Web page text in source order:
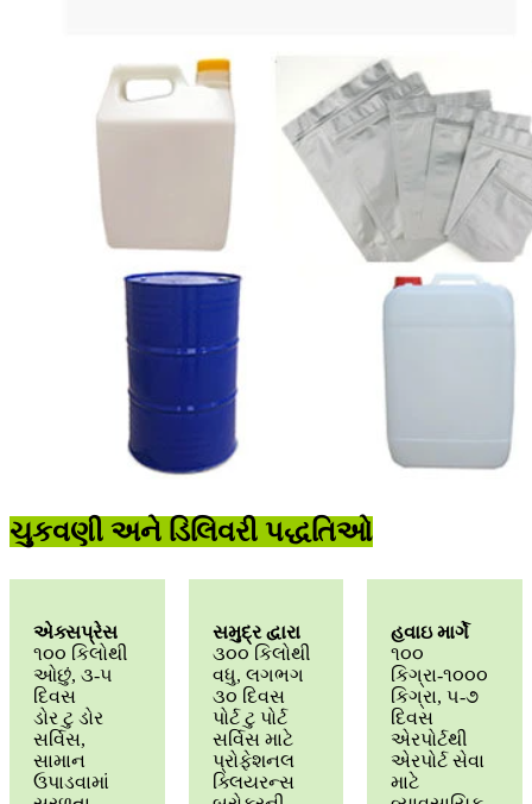
ચુકવણી અને ડિલિવરી પદ્ધતિઓ
એક્સપ્રેસ
૧૦૦ કિલોથી
ઓછું, ૩-૫
દિવસ
ડોર ટુ ડોર
સર્વિસ,
સામાન
ઉપાડવામાં
સમુદ્ર દ્વારા
૩૦૦ કિલોથી
વધુ, લગભગ
૩૦ દિવસ
પોર્ટ ટુ પોર્ટ
સર્વિસ માટે
પ્રોફેશનલ
ક્લિયરન્સ
હવાઇ માર્ગે
૧૦૦
કિગ્રા-૧૦૦૦
કિગ્રા, ૫-૭
દિવસ
એરપોર્ટથી
એરપોર્ટ સેવા
માટે